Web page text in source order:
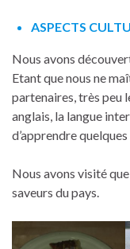
ASPECTS
Nous avons
Etant que nous ne
partenaires, très peu
anglais, la langue
d’apprendre
Nous avons visité
saveurs du pays.